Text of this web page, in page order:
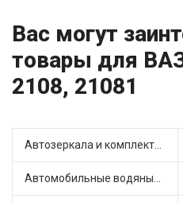
Вас могут
товары для
2108, 21081
Автозеркала и комплектующие (13)
Автомобильные водяные насосы (16)